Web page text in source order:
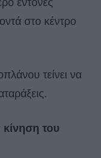
έντονες
στο κέντρο
τείνει να
του